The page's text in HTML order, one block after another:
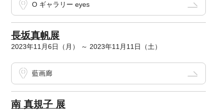
O ギャラリー eyes
長坂真帆展
2023年11月6日（月） ～ 2023年11月11日（土）
藍画廊
南 真規子 展